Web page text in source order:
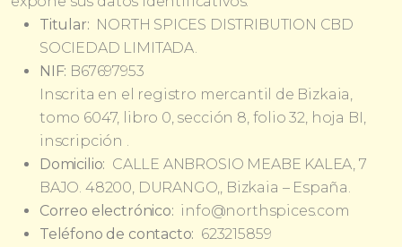
Titular: NORTH SPICES DISTRIBUTION CBD
SOCIEDAD LIMITADA.
NIF: B67697953
Inscrita en el registro mercantil de Bizkaia,
tomo 6047, libro 0, sección 8, folio 32, hoja BI,
inscripción .
Domicilio: CALLE ANBROSIO MEABE KALEA, 7
BAJO. 48200, DURANGO,, Bizkaia – España.
Correo electrónico: info@northspices.com
Teléfono de contacto: 623215859